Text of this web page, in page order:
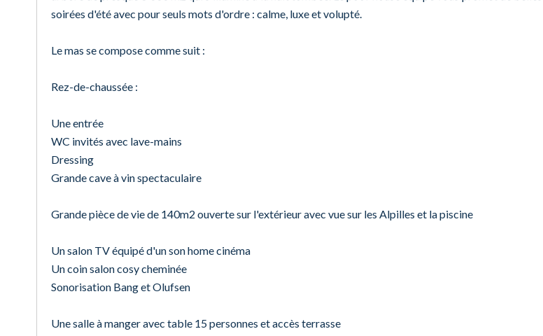
soirées d'été avec pour seuls mots d'ordre : calme, luxe et volupté.
Le mas se compose comme suit :
Rez-de-chaussée :
Une entrée
WC invités avec lave-mains
Dressing
Grande cave à vin spectaculaire
Grande pièce de vie de 140m2 ouverte sur l'extérieur avec vue sur les Alpilles et la piscine
Un salon TV équipé d'un son home cinéma
Un coin salon cosy cheminée
Sonorisation Bang et Olufsen
Une salle à manger avec table 15 personnes et accès terrasse